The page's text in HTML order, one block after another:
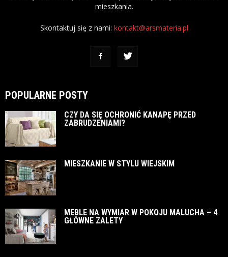
mieszkania.
Skontaktuj się z nami: kontakt@arsmateria.pl
POPULARNE POSTY
CZY DA SIĘ OCHRONIĆ KANAPĘ PRZED
ZABRUDZENIAMI?
MIESZKANIE W STYLU WIEJSKIM
MEBLE NA WYMIAR W POKOJU MALUCHA – 4
GŁÓWNE ZALETY